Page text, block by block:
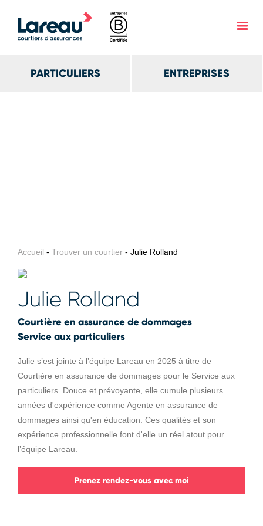
PARTICULIERS ENTREPRISES
Accueil - Trouver un courtier - Julie Rolland
Julie Rolland
Courtière en assurance de dommages
Service aux particuliers
Julie s’est jointe à l’équipe Lareau en 2025 à titre de
Courtière en assurance de dommages pour le Service aux
particuliers. Douce et prévoyante, elle cumule plusieurs
années d'expérience comme Agente en assurance de
dommages ainsi qu'en éducation. Ces qualités et son
expérience professionnelle font d'elle un réel atout pour
l’équipe Lareau.
Prenez rendez-vous avec moi